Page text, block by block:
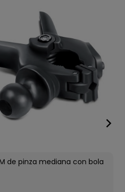
de pinza mediana con bola